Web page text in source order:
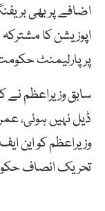
اضافے پر بھی
اپوزیشن کا
پرپارلیمنٹ
سابق وزیراعظم
ڈیل نہیں ہوئی،
وزیراعظم کو این ایف
تحریک انصاف